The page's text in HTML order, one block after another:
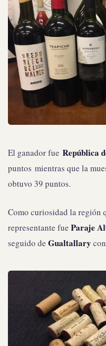
El ganador fue República
puntos mientras que la
obtuvo 39 puntos.
Como curiosidad la región
representante fue Paraje
seguido de Gualtallary